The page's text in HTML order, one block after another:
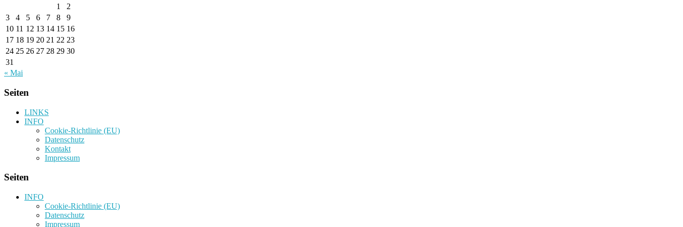
1
2
3
4 5 6 7 8
9
10 11 12 13 14 15 16
17 18 19 20 21 22 23
24 25 26 27 28 29 30
31
« Mai
Seiten
LINKS
INFO
Cookie-Richtlinie (EU)
Datenschutz
Kontakt
Impressum
Seiten
INFO
Cookie-Richtlinie (EU)
Datenschutz
Impressum